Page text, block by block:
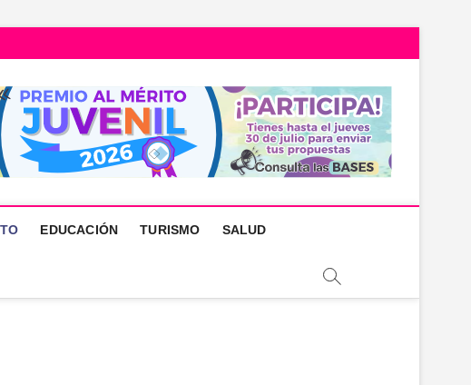
EDUCACIÓN TURISMO SALUD